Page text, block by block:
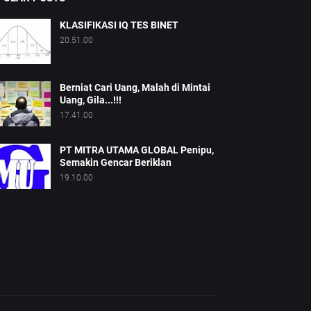
KLASIFIKASI IQ TES BINET
20.51.00
Berniat Cari Uang, Malah di Mintai
Uang, Gila...!!!
17.41.00
PT MITRA UTAMA GLOBAL Penipu,
Semakin Gencar Beriklan
19.10.00